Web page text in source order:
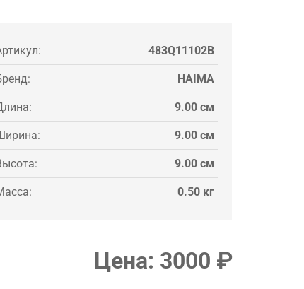
483Q11102B
HAIMA
9.00 см
9.00 см
9.00 см
0.50 кг
Цена: 3000 ₽